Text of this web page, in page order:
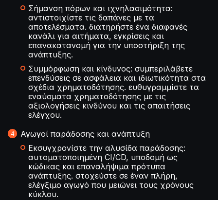
Σήμανση πόρων και ιχνηλασιμότητα:
αντιστοιχίστε τις δαπάνες με τα
αποτελέσματα. διατηρήστε ένα διαφανές
κανάλι για αιτήματα, εγκρίσεις και
επανακατανομή για την υποστήριξη της
ανάπτυξης.
Συμμόρφωση και κίνδυνος: συμπεριλάβετε
επενδύσεις σε ασφάλεια και ιδιωτικότητα στα
σχέδια χρηματοδότησης. ευθυγραμμίστε τα
εναύσματα χρηματοδότησης με τις
αξιολογήσεις κινδύνου και τις απαιτήσεις
ελέγχου.
Αγωγοί παράδοσης και ανάπτυξη
Εκσυγχρονίστε την αλυσίδα παράδοσης:
αυτοματοποιημένη CI/CD, υποδομή ως
κώδικας και επαναλήψιμα πρότυπα
ανάπτυξης. στοχεύστε σε έναν πλήρη,
ελέγξιμο αγωγό που μειώνει τους χρόνους
κύκλου.